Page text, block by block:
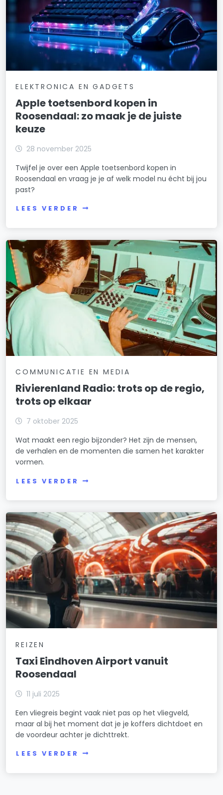
ELEKTRONICA EN GADGETS
Apple toetsenbord kopen in
Roosendaal: zo maak je de juiste
keuze
28 november 2025
Twijfel je over een Apple toetsenbord kopen in
Roosendaal en vraag je je af welk model nu écht bij jou
past?
LEES VERDER
COMMUNICATIE EN MEDIA
Rivierenland Radio: trots op de regio,
trots op elkaar
7 oktober 2025
Wat maakt een regio bijzonder? Het zijn de mensen,
de verhalen en de momenten die samen het karakter
vormen.
LEES VERDER
REIZEN
Taxi Eindhoven Airport vanuit
Roosendaal
11 juli 2025
Een vliegreis begint vaak niet pas op het vliegveld,
maar al bij het moment dat je je koffers dichtdoet en
de voordeur achter je dichttrekt.
LEES VERDER